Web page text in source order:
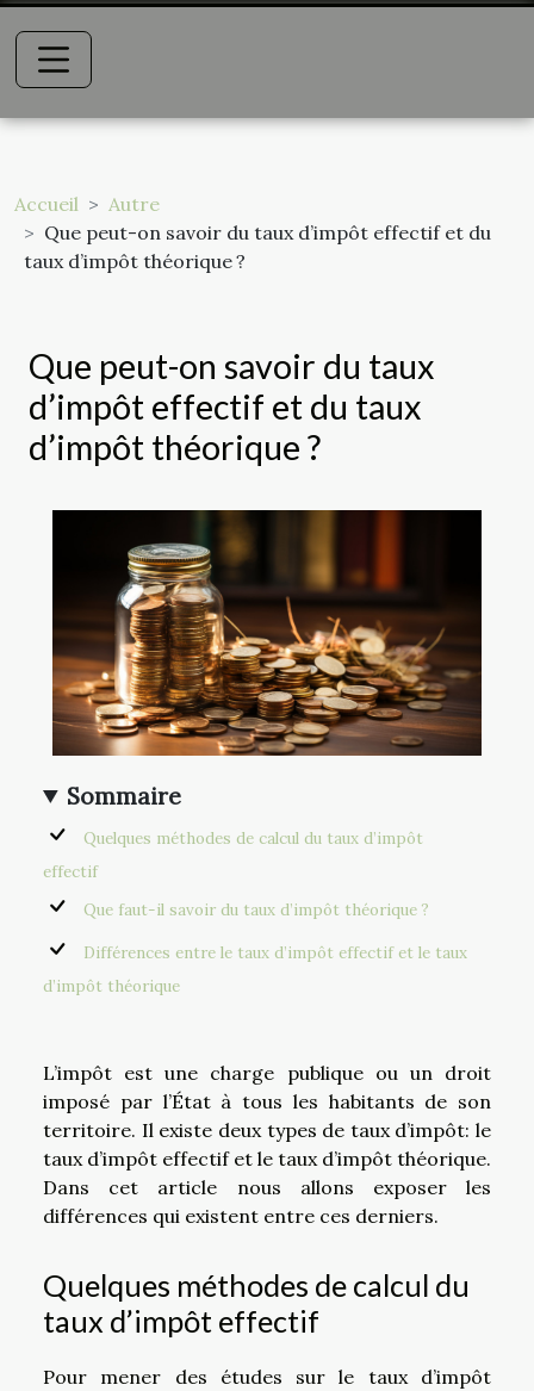
Accueil
Autre
Que peut-on savoir du taux d’impôt effectif et du
taux d’impôt théorique ?
Que peut-on savoir du taux
d’impôt effectif et du taux
d’impôt théorique ?
Sommaire
Quelques méthodes de calcul du taux d’impôt
effectif
Que faut-il savoir du taux d’impôt théorique ?
Différences entre le taux d’impôt effectif et le taux
d’impôt théorique
L’impôt est une charge publique ou un droit
imposé par l’État à tous les habitants de son
territoire. Il existe deux types de taux d’impôt: le
taux d’impôt effectif et le taux d’impôt théorique.
Dans cet article nous allons exposer les
différences qui existent entre ces derniers.
Quelques méthodes de calcul du
taux d’impôt effectif
Pour mener des études sur le taux d’impôt